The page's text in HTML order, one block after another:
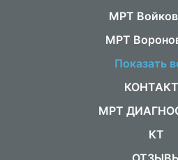
МРТ
МРТ
Показать
МРТ
КТ